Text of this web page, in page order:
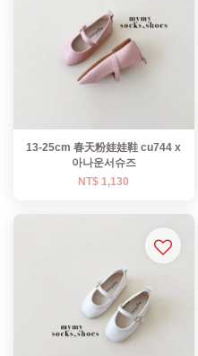
13-25cm 春天粉娃娃鞋 cu744 x
아나운서슈즈
NT$ 1,130